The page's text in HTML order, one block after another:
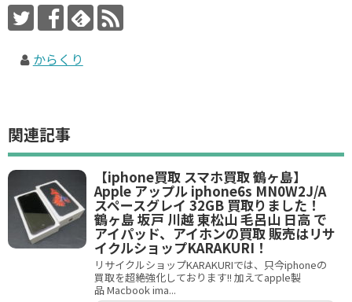
からくり
関連記事
【iphone買取 スマホ買取 鶴ヶ島】
Apple アップル iphone6s MN0W2J/A
スペースグレイ 32GB 買取りました！
鶴ヶ島 坂戸 川越 東松山 毛呂山 日高 で
アイパッド、アイホンの買取 販売はリサ
イクルショップKARAKURI！
リサイクルショップKARAKURIでは、只今iphoneの
買取を超絶強化しております!! 加えてapple製
品 Macbook ima...